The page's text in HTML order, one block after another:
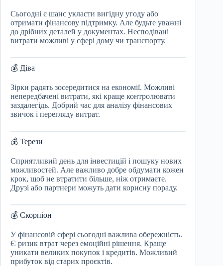
Сьогодні є шанс укласти вигідну угоду або
отримати фінансову підтримку. Але будьте уважні
до дрібних деталей у документах. Несподівані
витрати можливі у сфері дому чи транспорту.
💰 Діва
Зірки радять зосередитися на економії. Можливі
непередбачені витрати, які краще контролювати
заздалегідь. Добрий час для аналізу фінансових
звичок і перегляду витрат.
💰 Терези
Сприятливий день для інвестицій і пошуку нових
можливостей. Але важливо добре обдумати кожен
крок, щоб не втратити більше, ніж отримаєте.
Друзі або партнери можуть дати корисну пораду.
💰 Скорпіон
У фінансовій сфері сьогодні важлива обережність.
Є ризик втрат через емоційні рішення. Краще
уникати великих покупок і кредитів. Можливий
прибуток від старих проєктів.